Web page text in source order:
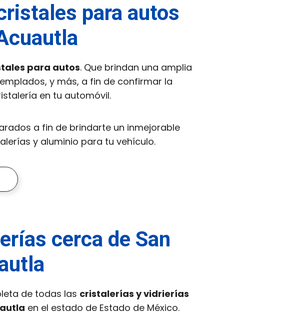
para autos
para autos. Que brindan una amplia
y más, a fin de confirmar la
en tu automóvil.
a fin de brindarte un inmejorable
y aluminio para tu vehículo.
cerca de San
de todas las cristalerías y vidrierías
en el estado de Estado de México.